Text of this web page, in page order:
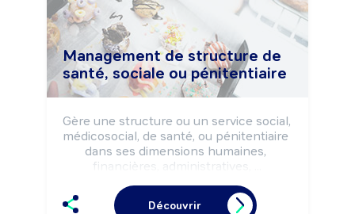
Management de structure de
santé, sociale ou pénitentiaire
Gère une structure ou un service social,
médicosocial, de santé, ou pénitentiaire
dans ses dimensions humaines,
financières, administratives, ...
prise en charge des publics (patients,
Découvrir